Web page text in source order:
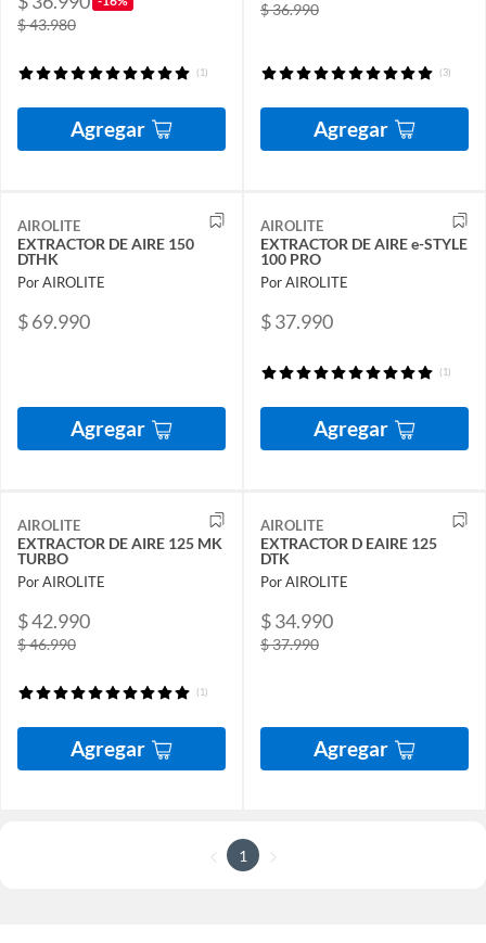
$ 43.980
(1)
Agregar
$ 36.990
(3)
Agregar
AIROLITE
EXTRACTOR DE AIRE 150
DTHK
Por AIROLITE
$ 69.990
Agregar
AIROLITE
EXTRACTOR DE AIRE e-STYLE
100 PRO
Por AIROLITE
$ 37.990
(1)
Agregar
AIROLITE
EXTRACTOR DE AIRE 125 MK
TURBO
Por AIROLITE
$ 42.990
$ 46.990
(1)
Agregar
AIROLITE
EXTRACTOR D EAIRE 125
DTK
Por AIROLITE
$ 34.990
$ 37.990
Agregar
1